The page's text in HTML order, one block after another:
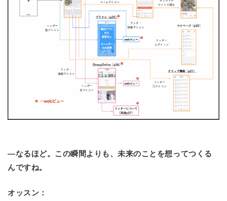
―なるほど。この瞬間よりも、未来のことを想ってつくる
んですね。
オッスン：